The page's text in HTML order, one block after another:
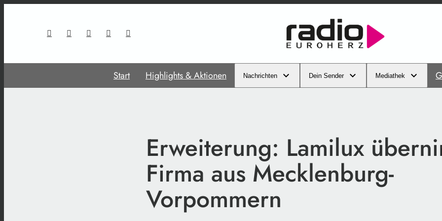
Start Highlights & Aktionen Nachrichten Dein Sender Mediathek
Erweiterung: Lamilux
Firma aus Mecklenburg-
Vorpommern